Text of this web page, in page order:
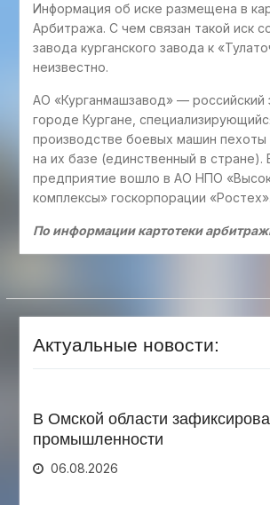
Информация об иске размещена в
Арбитража. С чем связан такой иск
завода курганского завода к
неизвестно.
АО «Курганмашзавод» — российский
городе Кургане,
производстве боевых машин
на их базе (единственный в стране).
предприятие вошло в АО НПО
комплексы» госкорпорации «Ростех».
По информации картотеки
Актуальные новости:
В Омской области
промышленности
06.08.2026